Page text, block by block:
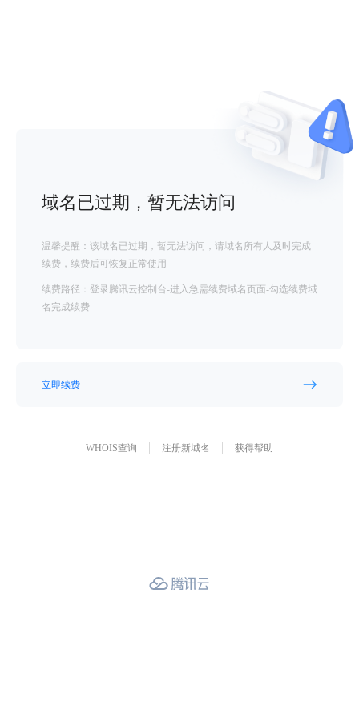
域名已过期，暂无法访问
温馨提醒：该域名已过期，暂无法访问，请域名所有人及时完成
续费，续费后可恢复正常使用
续费路径：登录腾讯云控制台-进入急需续费域名页面-勾选续费域
名完成续费
立即续费
WHOIS查询 注册新域名 获得帮助